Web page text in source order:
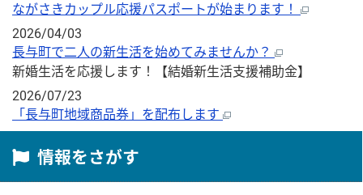
ながさきカップル応援パスポートが始まります！
2026/04/03
長与町で二人の新生活を始めてみませんか？
新婚生活を応援します！【結婚新生活支援補助金】
2026/07/23
「長与町地域商品券」を配布します
情報をさがす